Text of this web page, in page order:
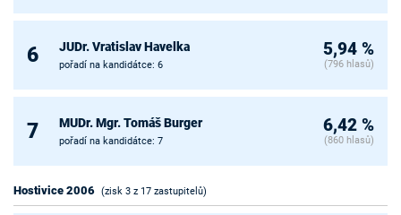
6 JUDr. Vratislav Havelka
pořadí na kandidátce: 6
5,94 %
(796 hlasů)
7 MUDr. Mgr. Tomáš Burger
pořadí na kandidátce: 7
6,42 %
(860 hlasů)
Hostivice 2006 (zisk 3 z 17 zastupitelů)